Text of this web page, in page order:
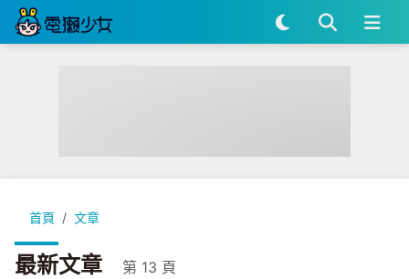
首頁 文章
最新文章 第 13 頁